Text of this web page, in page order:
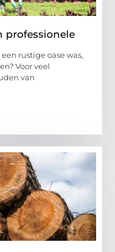
professionele
rustige oase was,
Voor veel
van